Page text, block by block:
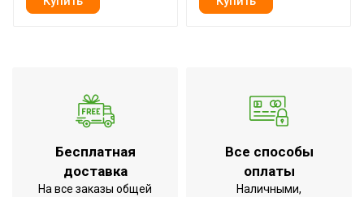
Глубина товара
30.5
Ширина товара
Тип вентилятора
Напольный
Количество скоростей
Вес товара (нетто)
Бесплатная
доставка
На все заказы общей
Все способы
оплаты
Наличными,